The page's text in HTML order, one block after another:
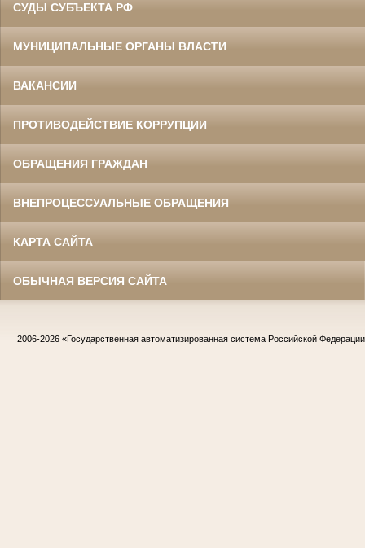
СУДЫ СУБЪЕКТА РФ
МУНИЦИПАЛЬНЫЕ ОРГАНЫ ВЛАСТИ
ВАКАНСИИ
ПРОТИВОДЕЙСТВИЕ КОРРУПЦИИ
ОБРАЩЕНИЯ ГРАЖДАН
ВНЕПРОЦЕССУАЛЬНЫЕ ОБРАЩЕНИЯ
КАРТА САЙТА
ОБЫЧНАЯ ВЕРСИЯ САЙТА
2006-2026 «Государственная автоматизированная система Российской